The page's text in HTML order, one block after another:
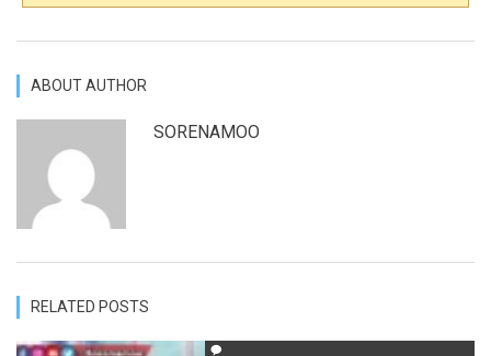
ABOUT AUTHOR
SORENAMOO
RELATED POSTS